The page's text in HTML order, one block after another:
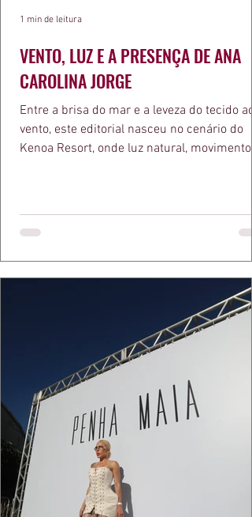
VENTO, LUZ E A PRESENÇA DE ANA
CAROLINA JORGE
Entre a brisa do mar e a leveza do tecido ao
vento, este editorial nasceu no cenário do
Kenoa Resort, onde luz natural, movimento e
bolsa da Malu Pires, em uma composição
algo de intemporal em vestir o vento e
que ele conduza a cena. Cada dobra do
cada reflexo dourado da luz sobre a pe
1 min de leitura